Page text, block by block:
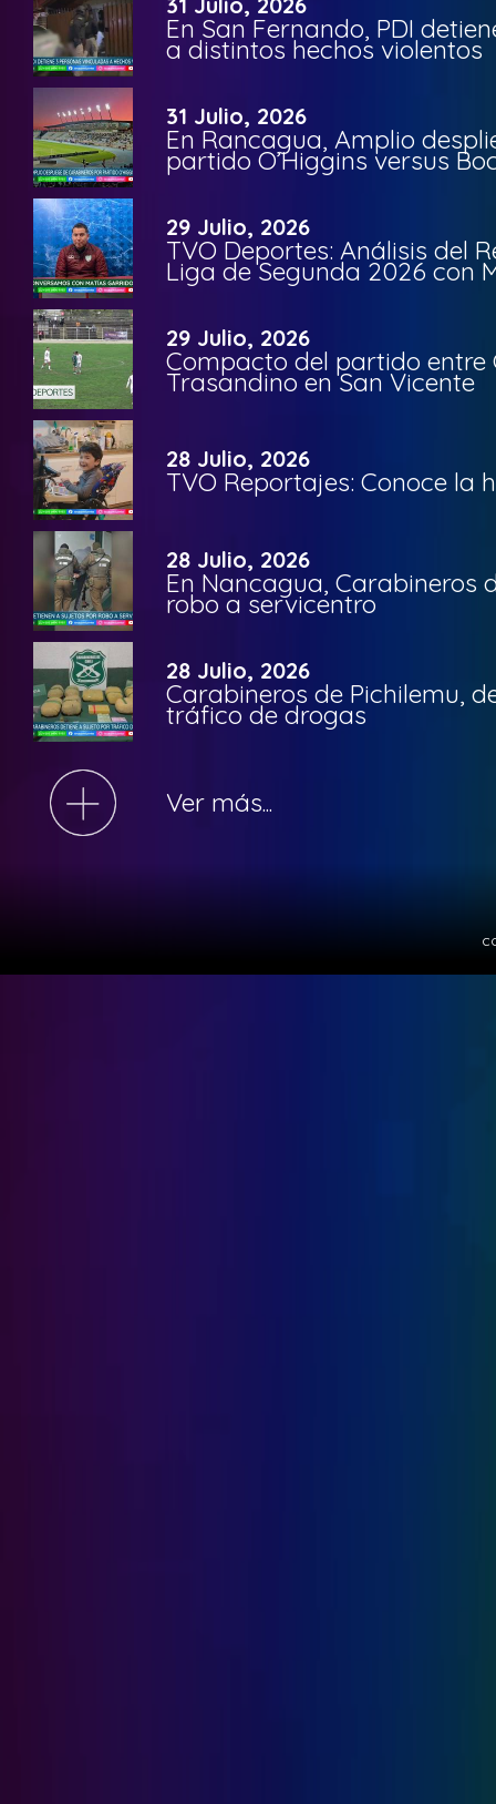
En San Fernando, PDI
a distintos hechos violentos
31 Julio, 2026
En Rancagua, Amplio
partido O’Higgins versus
29 Julio, 2026
TVO Deportes: Análisis del
Liga de Segunda 2026 con
29 Julio, 2026
Compacto del partido entre
Trasandino en San Vicente
28 Julio, 2026
TVO Reportajes: Conoce la
28 Julio, 2026
En Nancagua, Carabineros
robo a servicentro
28 Julio, 2026
Carabineros de Pichilemu,
tráfico de drogas
Ver más...